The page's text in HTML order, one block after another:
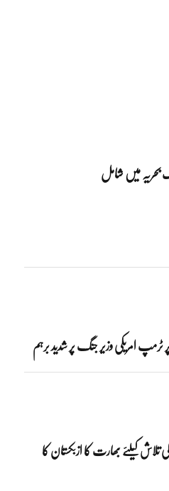
امریکی وزیر جنگ پر شدید برہم
کیلئے بھارت کا ازبکستان کا